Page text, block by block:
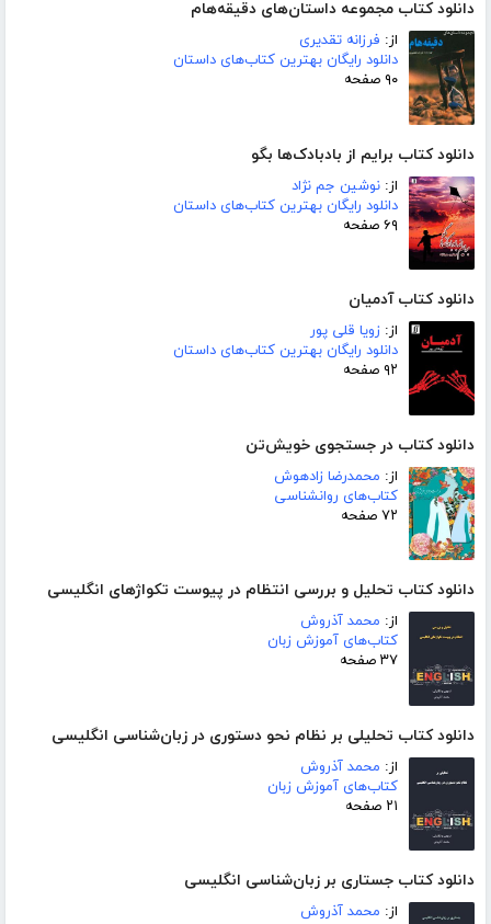
دانلود کتاب مجموعه داستان‌های دقیقه‌هام
از: فرزانه تقدیری
دانلود رایگان بهترین کتاب‌های داستان
۹۰ صفحه
دانلود کتاب برایم از بادبادک‌ها بگو
از: نوشین جم نژاد
دانلود رایگان بهترین کتاب‌های داستان
۶۹ صفحه
دانلود کتاب آدمیان
از: زویا قلی پور
دانلود رایگان بهترین کتاب‌های داستان
۹۲ صفحه
دانلود کتاب در جستجوی خویش‌تن
از: محمدرضا زادهوش
کتاب‌های روانشناسی
۷۲ صفحه
دانلود کتاب تحلیل و بررسی انتظام در پیوست تکواژهای انگلیسی
از: محمد آذروش
کتاب‌های آموزش زبان
۳۷ صفحه
دانلود کتاب تحلیلی بر نظام نحو دستوری در زبان‌شناسی انگلیسی
از: محمد آذروش
کتاب‌های آموزش زبان
۲۱ صفحه
دانلود کتاب جستاری بر زبان‌شناسی انگلیسی
از: محمد آذروش